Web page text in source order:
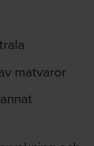
matvaror